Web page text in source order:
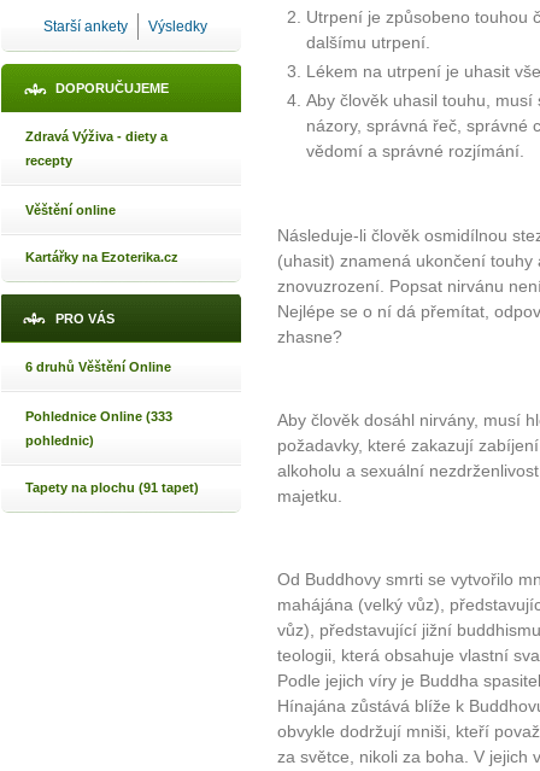
Starší ankety Výsledky
DOPORUČUJEME
Zdravá Výživa - diety a
recepty
Věštění online
Kartářky na Ezoterika.cz
PRO VÁS
6 druhů Věštění Online
Pohlednice Online (333
pohlednic)
Tapety na plochu (91 tapet)
Utrpení je způsobeno touhou
dalšímu utrpení.
Lékem na utrpení je uhasit
Aby člověk uhasil touhu,
názory, správná řeč, správné
vědomí a správné rozjímání.
Následuje-li člověk osmidílnou
(uhasit) znamená ukončení
znovuzrození. Popsat nirvánu
Nejlépe se o ní dá přemítat,
zhasne?
Aby člověk dosáhl nirvány, musí
požadavky, které zakazují
alkoholu a sexuální
majetku.
Od Buddhovy smrti se vytvořilo
mahájána (velký vůz),
vůz), představující jižní
teologii, která obsahuje vlastní
Podle jejich víry je Buddha
Hínajána zůstává blíže k
obvykle dodržují mniši, kteří
za světce, nikoli za boha. V jejich